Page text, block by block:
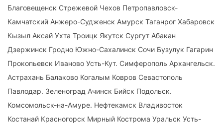
Благовещенск Стрежевой Чехов Петропавловск-
Камчатский Анжеро-Судженск Амурск Таганрог Хабаровск
Кызыл Аксай Ухта Троицк Якутск Сургут Абакан
Дзержинск Гродно Южно-Сахалинск Сочи Бузулук Гагарин
Прокопьевск Иваново Усть-Кут. Симферополь Архангельск.
Астрахань Балаково Когалым Ковров Севастополь
Павлодар. Зеленоград Ачинск Бийск Подольск.
Комсомольск-на-Амуре. Нефтекамск Владивосток
Костанай Красногорск Мирный Кострома Уральск Усть-